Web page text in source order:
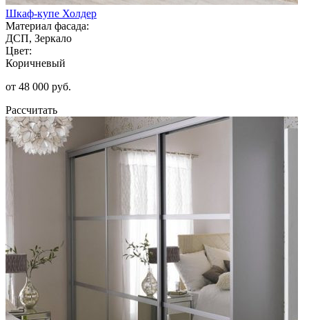
Шкаф-купе Холдер
Материал фасада:
ДСП, Зеркало
Цвет:
Коричневый
от 48 000 руб.
Рассчитать